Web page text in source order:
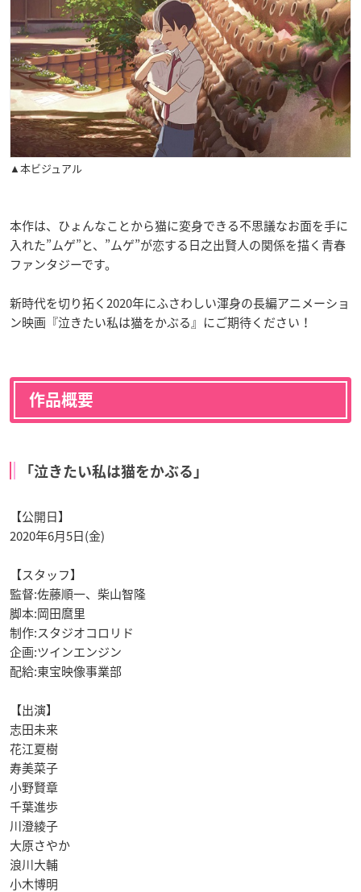
▲本ビジュアル
本作は、ひょんなことから猫に変身できる不思議なお面を手に
入れた”ムゲ”と、”ムゲ”が恋する日之出賢人の関係を描く青春
ファンタジーです。
新時代を切り拓く2020年にふさわしい渾身の長編アニメーショ
ン映画『泣きたい私は猫をかぶる』にご期待ください！
作品概要
「泣きたい私は猫をかぶる」
【公開日】
2020年6月5日(金)
【スタッフ】
監督:佐藤順一、柴山智隆
脚本:岡田麿里
制作:スタジオコロリド
企画:ツインエンジン
配給:東宝映像事業部
【出演】
志田未来
花江夏樹
寿美菜子
小野賢章
千葉進歩
川澄綾子
大原さやか
浪川大輔
小木博明